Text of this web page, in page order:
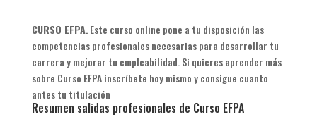
CURSO EFPA. Este curso online pone a tu disposición las
competencias profesionales necesarias para desarrollar tu
carrera y mejorar tu empleabilidad. Si quieres aprender más
sobre Curso EFPA inscríbete hoy mismo y consigue cuanto
antes tu titulación
Resumen salidas profesionales de Curso EFPA